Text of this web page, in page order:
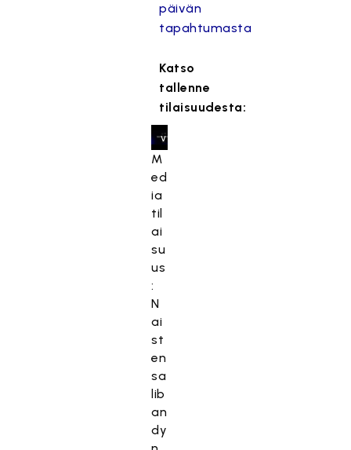
päivän
tapahtumasta
Katso
tallenne
tilaisuudesta:
k
o
k
a
s
v
a
a
t
ii
m
a
r
n
o
i
n
t
i
M
ed
ia
til
ai
su
us
:
N
ai
st
en
sa
lib
an
dy